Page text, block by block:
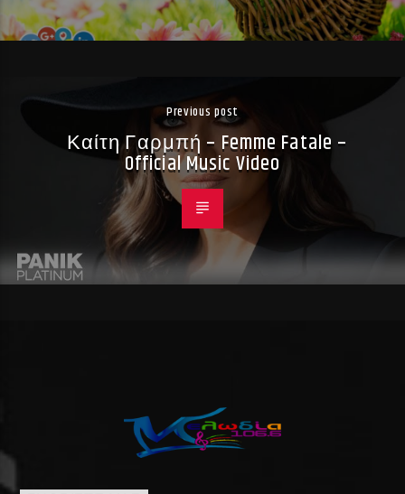
Previous post
Καίτη Γαρμπή – Femme Fatale –
Official Music Video